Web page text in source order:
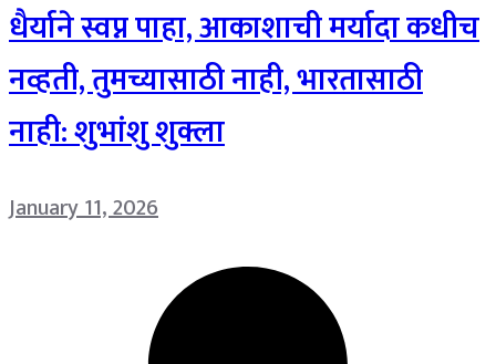
धैर्याने स्वप्न पाहा, आकाशाची मर्यादा कधीच
नव्हती, तुमच्यासाठी नाही, भारतासाठी
नाही: शुभांशु शुक्ला
January 11, 2026